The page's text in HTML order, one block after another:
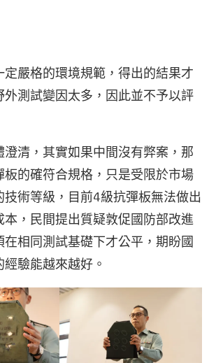
嚴格的環境規範，得出的結果才
測試變因太多，因此並不予以評
清，其實如果中間沒有弊案，那
的確符合規格，只是受限於市場
術等級，目前4級抗彈板無法做出
，民間提出質疑敦促國防部改進
相同測試基礎下才公平，期盼國
驗能越來越好。